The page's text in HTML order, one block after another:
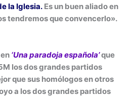
la Iglesia. Es un buen aliado en
tendremos que convencerlo».
‘Una paradoja española’que
los dos grandes partidos
que sus homólogos en otros
a los dos grandes partidos